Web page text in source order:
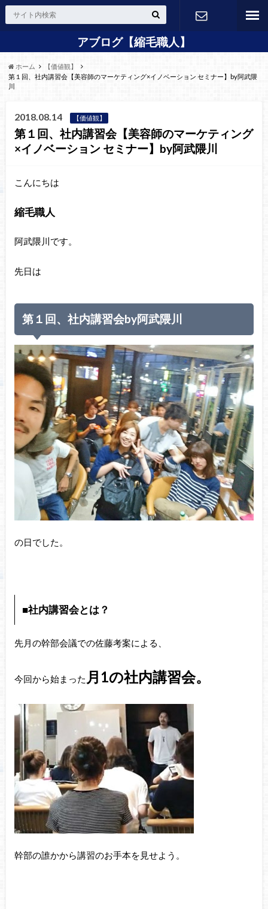
アブログ【縮毛職人】24H Web
予約
ホーム
【価値観】
第１回、社内講習会【美容師のマーケティング×イノベーション セミナー】by阿武隈
川
2018.08.14 【価値観】
第１回、社内講習会【美容師のマーケティング
×イノベーション セミナー】by阿武隈川
こんにちは
縮毛職人
阿武隈川です。
先日は
第１回、社内講習会by阿武隈川
の日でした。
■社内講習会とは？
先月の幹部会議での佐藤考案による、
今回から始まった 月1の社内講習会。
幹部の誰かから講習のお手本を見せよう。